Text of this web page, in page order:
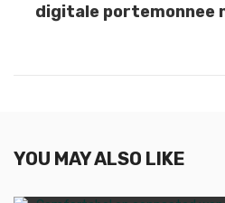
digitale portemonnee
YOU MAY ALSO LIKE